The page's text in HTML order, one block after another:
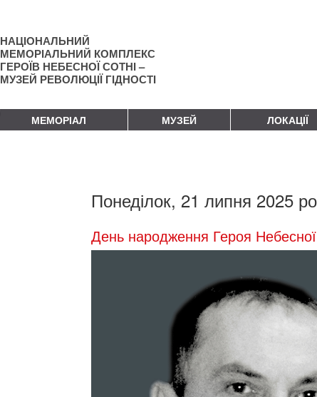
НАЦІОНАЛЬНИЙ
МЕМОРІАЛЬНИЙ КОМПЛЕКС
ГЕРОЇВ НЕБЕСНОЇ СОТНІ –
МУЗЕЙ РЕВОЛЮЦІЇ ГІДНОСТІ
МЕМОРІАЛ МУЗЕЙ ЛОКАЦІЇ
Понеділок, 21 липня 2025
День народження Героя